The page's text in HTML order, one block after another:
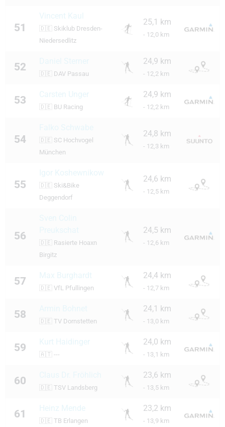
51
Vincent Kaul
🇩🇪 Skiklub Dresden-
Niedersedlitz
25,1 km
- 12,0 km
52
🇩🇪 DAV Passau
24,9 km
- 12,2 km
53 Carsten Unger
🇩🇪 BU Racing
24,9 km
- 12,2 km
54 🇩🇪 SC Hochvogel
München
24,8 km
- 12,3 km
55
Igor Koshewnikow
🇩🇪 Ski&Bike
Deggendorf
24,6 km
- 12,5 km
56
🇩🇪 Rasierte Hoaxn
Birgitz
24,5 km
- 12,6 km
57 Max Burghardt
🇩🇪 VfL Pfullingen
24,4 km
- 12,7 km
58
🇩🇪 TV Dornstetten
24,1 km
- 13,0 km
59 Kurt Haidinger
🇦🇹 ---
24,0 km
- 13,1 km
60
🇩🇪 TSV Landsberg
23,6 km
- 13,5 km
61 Heinz Mende
🇩🇪 TB Erlangen
23,2 km
- 13,9 km